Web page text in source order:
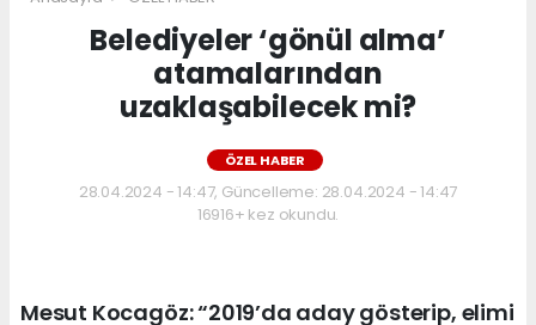
Belediyeler ‘gönül alma’
atamalarından
uzaklaşabilecek mi?
ÖZEL HABER
28.04.2024 - 14:47, Güncelleme: 28.04.2024 - 14:47
16916+ kez okundu.
Mesut Kocagöz: “2019’da aday gösterip, elimi